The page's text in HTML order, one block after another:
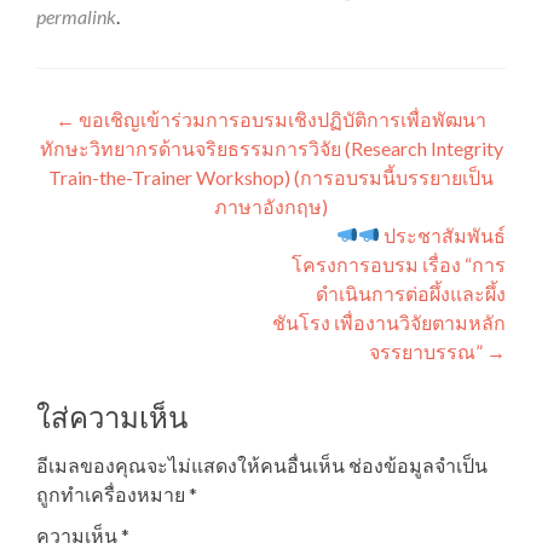
permalink
แนะแนว
เรื่อง
← ขอเชิญเข้าร่วมการอบรมเชิงปฏิบัติการเพื่อพัฒนา
ทักษะวิทยากรด้านจริยธรรมการวิจัย (Research Integrity
Train-the-Trainer Workshop) (การอบรมนี้บรรยายเป็น
ภาษาอังกฤษ)
ประชาสัมพันธ์
โครงการอบรม เรื่อง “การ
ดำเนินการต่อผึ้งและผึ้ง
ชันโรง เพื่องานวิจัยตามหลัก
จรรยาบรรณ” →
ใส่ความเห็น
อีเมลของคุณจะไม่แสดงให้คนอื่นเห็น ช่องข้อมูลจำเป็น
ถูกทำเครื่องหมาย *
ความเห็น*